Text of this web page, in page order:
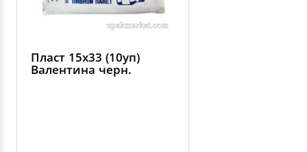
Пласт 15х33 (10уп)
Валентина черн.